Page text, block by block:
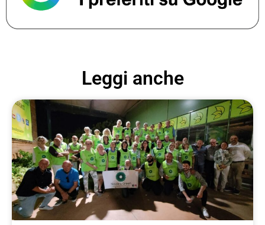
Leggi anche